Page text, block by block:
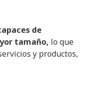
de
tamaño, lo que
y productos,